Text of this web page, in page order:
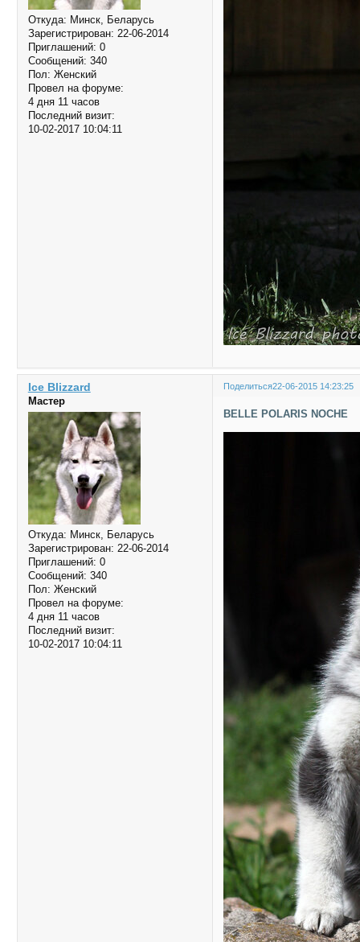
Откуда: Минск, Беларусь
Зарегистрирован: 22-06-2014
Приглашений: 0
Сообщений: 340
Пол: Женский
Провел на форуме:
4 дня 11 часов
Последний визит:
10-02-2017 10:04:11
Поделиться22-06-2015 14:23:25
Ice Blizzard
Мастер
Откуда: Минск, Беларусь
Зарегистрирован: 22-06-2014
Приглашений: 0
Сообщений: 340
Пол: Женский
Провел на форуме:
4 дня 11 часов
Последний визит:
10-02-2017 10:04:11
BELLE POLARIS NOCHE